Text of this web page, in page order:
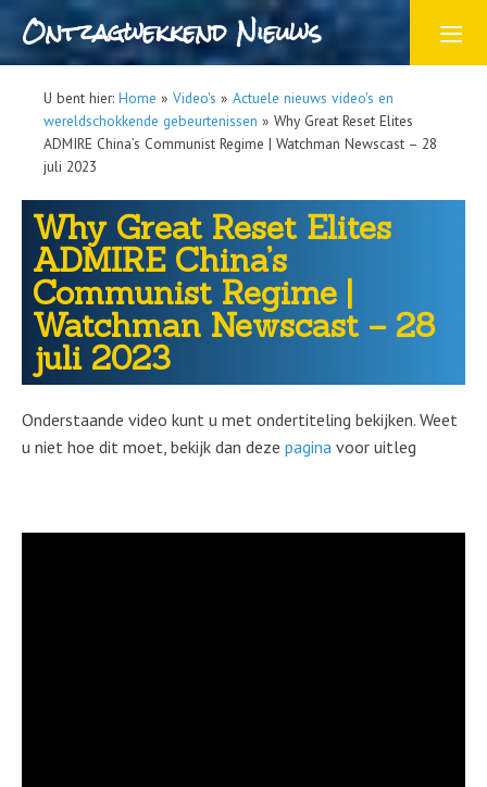
Ontzagwekkend Nieuws
U bent hier: Home » Video's » Actuele nieuws video's en
wereldschokkende gebeurtenissen » Why Great Reset Elites
ADMIRE China’s Communist Regime | Watchman Newscast – 28
juli 2023
Why Great Reset Elites
ADMIRE China’s
Communist Regime |
Watchman Newscast – 28
juli 2023
Onderstaande video kunt u met ondertiteling bekijken. Weet
u niet hoe dit moet, bekijk dan deze pagina voor uitleg